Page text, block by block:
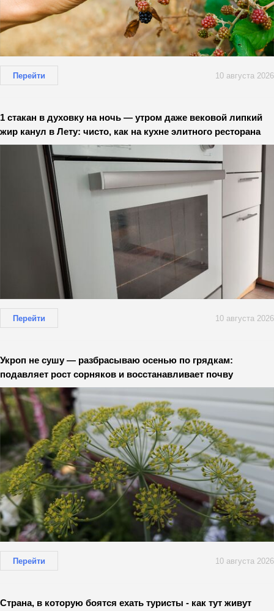
Перейти 10 августа 2026
1 стакан в духовку на ночь — утром даже вековой липкий
жир канул в Лету: чисто, как на кухне элитного ресторана
Перейти 10 августа 2026
Укроп не сушу — разбрасываю осенью по грядкам:
подавляет рост сорняков и восстанавливает почву
Перейти 10 августа 2026
Страна, в которую боятся ехать туристы - как тут живут